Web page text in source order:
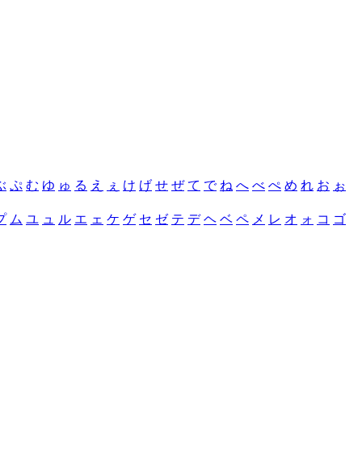
ぷ む ゆ ゅ る え ぇ け げ せ ぜ て で ね へ べ ぺ め れ お ぉ
ム ユ ュ ル エ ェ ケ ゲ セ ゼ テ デ ヘ ベ ペ メ レ オ ォ コ ゴ